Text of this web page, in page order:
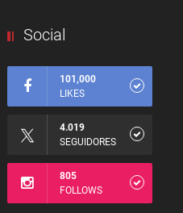
Social
101,000
LIKES
4.019
SEGUIDORES
805
FOLLOWS